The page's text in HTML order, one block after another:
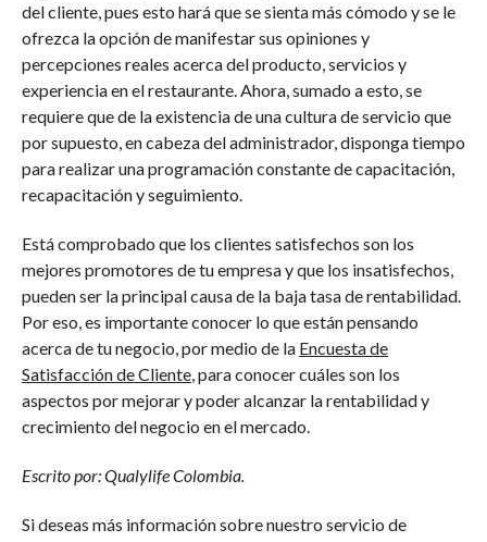
del cliente, pues esto hará que se sienta más cómodo y se le
ofrezca la opción de manifestar sus opiniones y
percepciones reales acerca del producto, servicios y
experiencia en el restaurante. Ahora, sumado a esto, se
requiere que de la existencia de una cultura de servicio que
por supuesto, en cabeza del administrador, disponga tiempo
para realizar una programación constante de capacitación,
recapacitación y seguimiento.
Está comprobado que los clientes satisfechos son los
mejores promotores de tu empresa y que los insatisfechos,
pueden ser la principal causa de la baja tasa de rentabilidad.
Por eso, es importante conocer lo que están pensando
acerca de tu negocio, por medio de la Encuesta de
Satisfacción de Cliente, para conocer cuáles son los
aspectos por mejorar y poder alcanzar la rentabilidad y
crecimiento del negocio en el mercado.
Escrito por: Qualylife Colombia.
Si deseas más información sobre nuestro servicio de